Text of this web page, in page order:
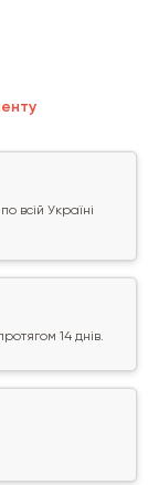
всій Україні
14 днів.